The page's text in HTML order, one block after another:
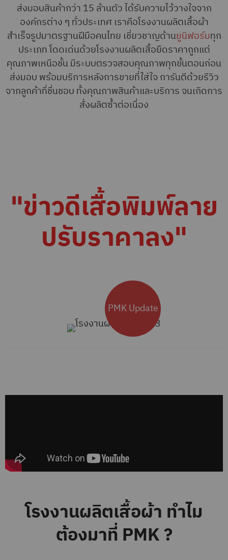
ส่งมอบสินค้ากว่า 15 ล้านตัว ได้รับความไว้วางใจจาก
องค์กรต่าง ๆ ทั่วประเทศ เราคือโรงงานผลิตเสื้อผ้า
สำเร็จรูปมาตรฐานฝีมือคนไทย เชี่ยวชาญด้านยูนิฟอร์มทุก
ประเภท โดดเด่นด้วยโรงงานผลิตเสื้อยืดราคาถูกแต่
คุณภาพเหนือชั้น มีระบบตรวจสอบคุณภาพทุกขั้นตอนก่อน
ส่งมอบ พร้อมบริการหลังการขายที่ใส่ใจ การันตีด้วยรีวิว
จากลูกค้าที่ชื่นชอบ ทั้งคุณภาพสินค้าและบริการ จนเกิดการ
สั่งผลิตซ้ำต่อเนื่อง
"ข่าวดีเสื้อพิมพ์ลาย
ปรับราคาลง"
PMK Update
โรงงานผลิตเสื้อผ้า ทำไม
ต้องมาที่ PMK ?